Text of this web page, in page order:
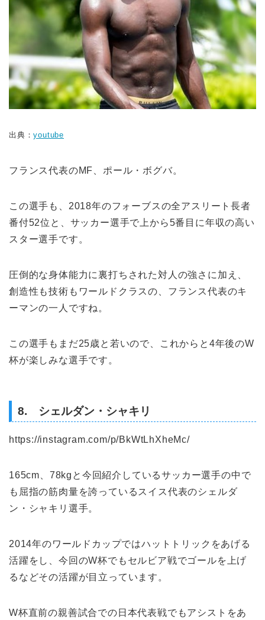
出典：youtube
フランス代表のMF、ポール・ボグバ。
この選手も、 2018年のフォーブスの全アスリート長者
番付52位と、 サッカー選手で上から5番目に年収の高い
スター選手です。
圧倒的な身体能力に裏打ちされた対人の強さに加え、
創造性も技術もワールドクラスの、 フランス代表のキ
ーマンの一人ですね。
この選手もまだ25歳と若いので、
これからと4年後のW
杯が楽しみな選手です。
8. シェルダン・シャキリ
https://instagram.com/p/BkWtLhXheMc/
165cm、78kgと今回紹介しているサッカー選手の中で
も屈指の筋肉量を誇っているスイス代表のシェルダ
ン・シャキリ選手。
2014年のワールドカップではハットトリックをあげる
活躍をし、今回のW杯でもセルビア戦でゴールを上げ
るなどその活躍が目立っています。
W杯直前の親善試合での日本代表戦でもアシストをあ